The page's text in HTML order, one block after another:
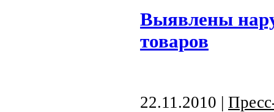
Выявлены
товаров
22.11.2010 |